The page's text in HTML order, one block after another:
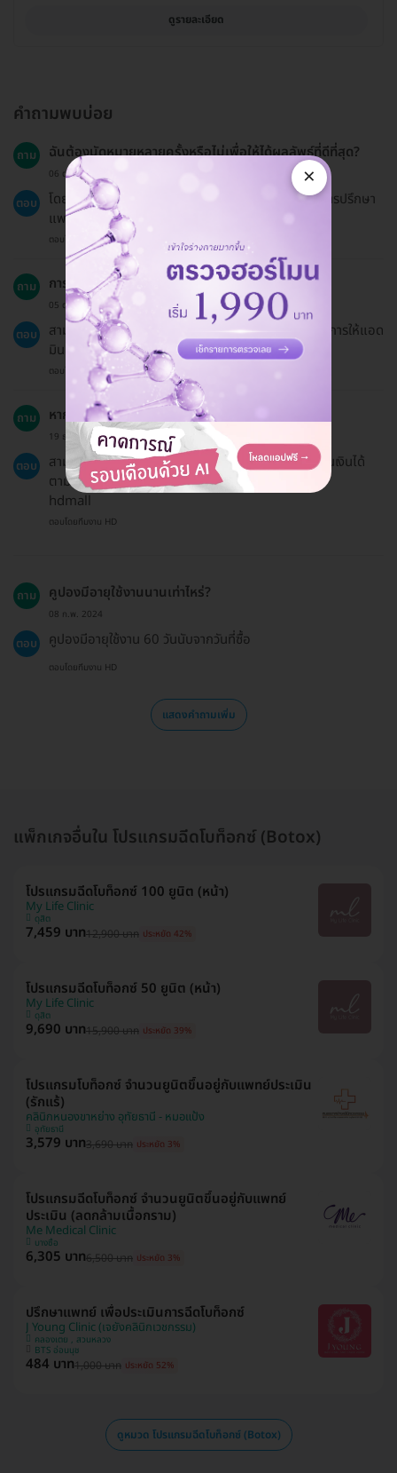
ดูรายละเอียด
คำถามพบบ่อย
ถาม ฉันต้องนัดหมายหลายครั้งหรือไม่เพื่อให้ได้ผลลัพธ์ที่ดีที่สุด?
06 ต.ค. 2023
ตอบ
โดยทั่วไปการฉีดโบท็อกซ์สามารถทำได้ทุก 3 เดือน แต่การปรึกษา
แพทย์เพื่อการประเมินเป็นสิ่งสำคัญเพื่อผลลัพธ์ที่ดีที่สุด
ตอบโดยทีมงาน HD
ถาม การจองแพ็กเกจให้คนอื่นทำได้ไหม?
05 ต.ค. 2024
ตอบ
สามารถจองแพ็กเกจให้คนอื่นได้ โดยแจ้งชื่อผู้ที่จะรับบริการให้แอด
มินทราบ
ตอบโดยทีมงาน HD
ถาม หากฉันเปลี่ยนใจสามารถขอคืนเงินได้ไหม?
19 ธ.ค. 2024
ตอบ
สามารถขอเงินคืนได้ค่ะ ลูกค้าสามารถอ่านนโยบายการคืนเงินได้
ตามลิงก์นี้ https://hdmall.co.th/c/refund-policy-
hdmall
ตอบโดยทีมงาน HD
ถาม คูปองมีอายุใช้งานนานเท่าไหร่?
08 ก.พ. 2024
ตอบ คูปองมีอายุใช้งาน 60 วันนับจากวันที่ซื้อ
ตอบโดยทีมงาน HD
แสดงคำถามเพิ่ม
แพ็กเกจอื่นใน โปรแกรมฉีดโบท็อกซ์ (Botox)
โปรแกรมฉีดโบท็อกซ์ 100 ยูนิต (หน้า)
My Life Clinic
ดุสิต
7,459 บาท12,900 บาท ประหยัด 42%
โปรแกรมฉีดโบท็อกซ์ 50 ยูนิต (หน้า)
My Life Clinic
ดุสิต
9,690 บาท15,900 บาท ประหยัด 39%
โปรแกรมโบท็อกซ์ จำนวนยูนิตขึ้นอยู่กับแพทย์ประเมิน
(รักแร้)
คลินิกหนองขาหย่าง อุทัยธานี - หมอแป้ง
อุทัยธานี
3,579 บาท3,690 บาท ประหยัด 3%
โปรแกรมฉีดโบท็อกซ์ จำนวนยูนิตขึ้นอยู่กับแพทย์
ประเมิน (ลดกล้ามเนื้อกราม)
Me Medical Clinic
บางซื่อ
6,305 บาท6,500 บาท ประหยัด 3%
ปรึกษาแพทย์ เพื่อประเมินการฉีดโบท็อกซ์
J Young Clinic (เจยังคลินิกเวชกรรม)
คลองเตย , สวนหลวง
BTS อ่อนนุช
484 บาท1,000 บาท ประหยัด 52%
ดูหมวด โปรแกรมฉีดโบท็อกซ์ (Botox)
×